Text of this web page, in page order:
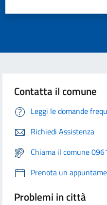
Contatta il comune
Leggi le domande
Richiedi Assistenza
Chiama il comune
Prenota un
Problemi in città